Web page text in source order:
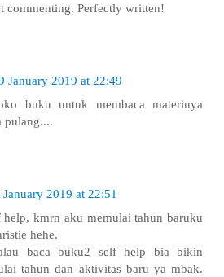
commenting. Perfectly written!
January 2019 at 22:49
buku untuk membaca materinya
pulang....
January 2019 at 22:51
help, kmrn aku memulai tahun baruku
hehe.
baca buku2 self help bia bikin
tahun dan aktivitas baru ya mbak.